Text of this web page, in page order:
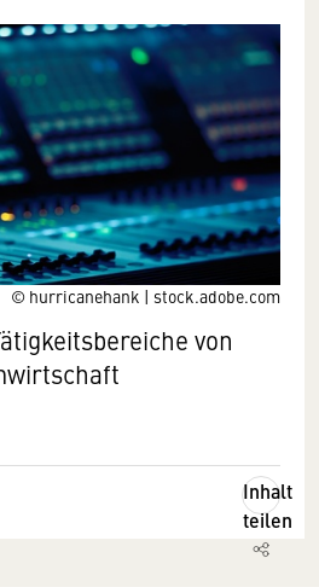
© hurricanehank | stock.adobe.com
von
Inhalt
teilen